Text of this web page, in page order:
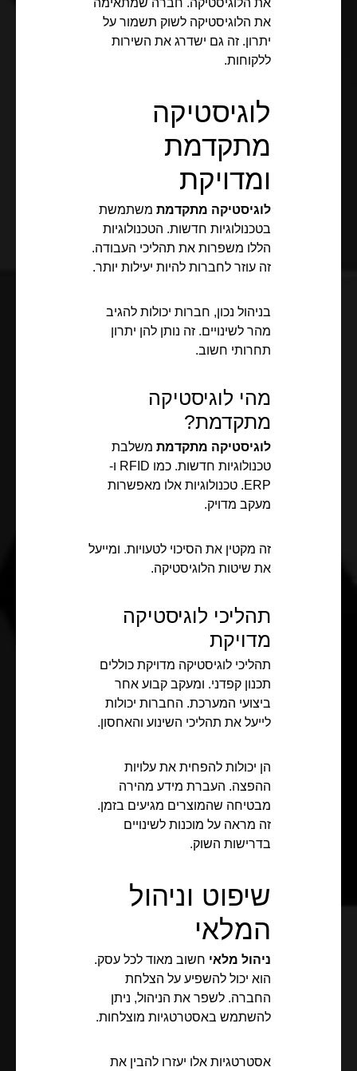
את הלוגיסטיקה. חברה שמתאימה
את הלוגיסטיקה לשוק תשמור על
יתרון. זה גם ישדרג את השירות
ללקוחות.
לוגיסטיקה
מתקדמת
ומדויקת
לוגיסטיקה מתקדמת משתמשת
בטכנולוגיות חדשות. הטכנולוגיות
הללו משפרות את תהליכי העבודה.
זה עוזר לחברות להיות יעילות יותר.
בניהול נכון, חברות יכולות להגיב
מהר לשינויים. זה נותן להן יתרון
תחרותי חשוב.
מהי לוגיסטיקה
מתקדמת?
לוגיסטיקה מתקדמת משלבת
טכנולוגיות חדשות. כמו RFID ו-
ERP. טכנולוגיות אלו מאפשרות
מעקב מדויק.
זה מקטין את הסיכוי לטעויות. ומייעל
את שיטות הלוגיסטיקה.
תהליכי לוגיסטיקה
מדויקת
תהליכי לוגיסטיקה מדויקת כוללים
תכנון קפדני. ומעקב קבוע אחר
ביצועי המערכת. החברות יכולות
לייעל את תהליכי השינוע והאחסון.
הן יכולות להפחית את עלויות
ההפצה. העברת מידע מהירה
מבטיחה שהמוצרים מגיעים בזמן.
זה מראה על מוכנות לשינויים
בדרישות השוק.
שיפוט וניהול
המלאי
ניהול מלאי חשוב מאוד לכל עסק.
הוא יכול להשפיע על הצלחת
החברה. לשפר את הניהול, ניתן
להשתמש באסטרטגיות מוצלחות.
אסטרטגיות אלו יעזרו להבין את